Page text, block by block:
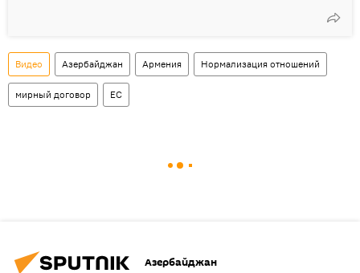
Видео Азербайджан Армения Нормализация отношений
мирный договор ЕС
Азербайджан